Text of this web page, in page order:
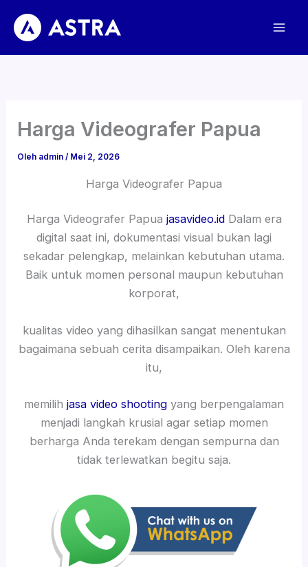
konten
Harga Videografer Papua
Oleh admin/ Mei 2, 2026
Harga Videografer Papua
Harga Videografer Papua jasavideo.idDalam era
digital saat ini, dokumentasi visual bukan lagi
sekadar pelengkap, melainkan kebutuhan utama.
Baik untuk momen personal maupun kebutuhan
korporat,
kualitas video yang dihasilkan sangat menentukan
bagaimana sebuah cerita disampaikan. Oleh karena
itu,
memilih jasa video shooting yang berpengalaman
menjadi langkah krusial agar setiap momen
berharga Anda terekam dengan sempurna dan
tidak terlewatkan begitu saja.